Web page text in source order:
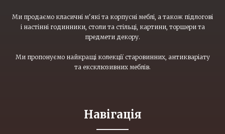
Ми продаємо класичні м'які та корпусні меблі, а також підлогові
і настінні годинники, столи та стільці, картини, торшери та
предмети декору.
Ми пропонуємо найкращі колекції старовинних, антикваріату
та ексклюзивних меблів.
Навігація